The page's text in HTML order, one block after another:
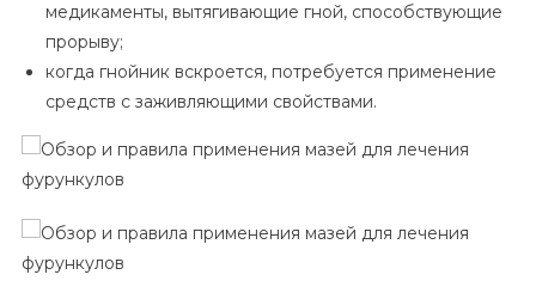
медикаменты, вытягивающие гной, способствующие
прорыву;
когда гнойник вскроется, потребуется применение
средств с заживляющими свойствами.